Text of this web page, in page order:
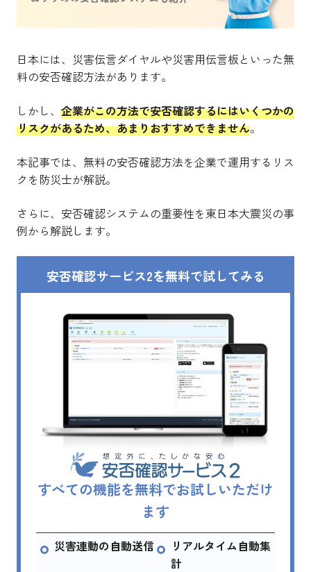
日本には、災害伝言ダイヤルや災害用伝言板といった無
料の安否確認方法があります。
しかし、 企業がこの方法で安否確認するにはいくつかの
リスクがあるため、あまりおすすめできません。
本記事では、無料の安否確認方法を企業で運用するリス
クを防災士が解説。
さらに、安否確認システムの重要性を東日本大震災の事
例から解説します。
安否確認サービス2を無料で試してみる
すべての機能を無料でお試しいただけ
ます
災害連動の自動送信
リアルタイム自動集
計